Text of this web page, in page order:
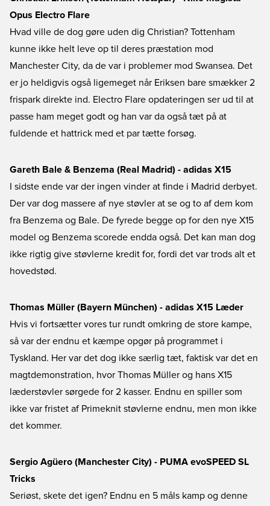
Opus Electro Flare
Hvad ville de dog gøre uden dig Christian? Tottenham
kunne ikke helt leve op til deres præstation mod
Manchester City, da de var i problemer mod Swansea. Det
er jo heldigvis også ligemeget når Eriksen bare smækker 2
frispark direkte ind. Electro Flare opdateringen ser ud til at
passe ham meget godt og han var da også tæt på at
fuldende et hattrick med et par tætte forsøg.
Gareth Bale & Benzema (Real Madrid) - adidas X15
I sidste ende var der ingen vinder at finde i Madrid derbyet.
Der var dog massere af nye støvler at se og to af dem kom
fra Benzema og Bale. De fyrede begge op for den nye X15
model og Benzema scorede endda også. Det kan man dog
ikke rigtig give støvlerne kredit for, fordi det var trods alt et
hovedstød.
Thomas Müller (Bayern München) - adidas X15 Læder
Hvis vi fortsætter vores tur rundt omkring de store kampe,
så var der endnu et kæmpe opgør på programmet i
Tyskland. Her var det dog ikke særlig tæt, faktisk var det en
magtdemonstration, hvor Thomas Müller og hans X15
læderstøvler sørgede for 2 kasser. Endnu en spiller som
ikke var fristet af Primeknit støvlerne endnu, men mon ikke
det kommer.
Sergio Agüero (Manchester City) - PUMA evoSPEED SL
Tricks
Seriøst, skete det igen? Endnu en 5 måls kamp og denne